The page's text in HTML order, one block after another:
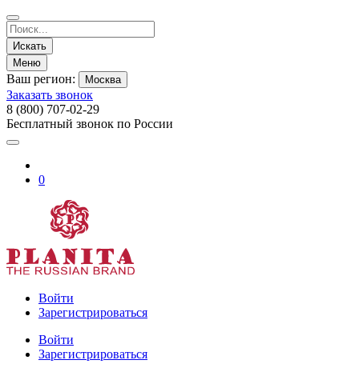
Искать
Меню
Ваш регион: Москва
Заказать звонок
8 (800) 707-02-29
Бесплатный звонок по России
0
Войти
Зарегистрироваться
Войти
Зарегистрироваться